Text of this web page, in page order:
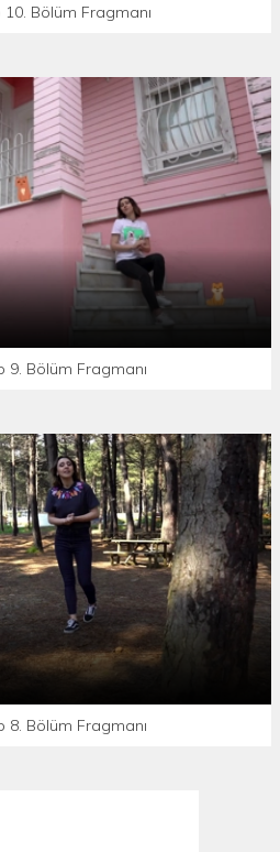
Bölüm Fragmanı
9. Bölüm Fragmanı
8. Bölüm Fragmanı